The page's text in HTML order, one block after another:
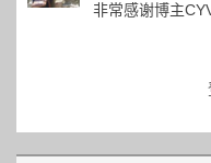
非常感谢博主